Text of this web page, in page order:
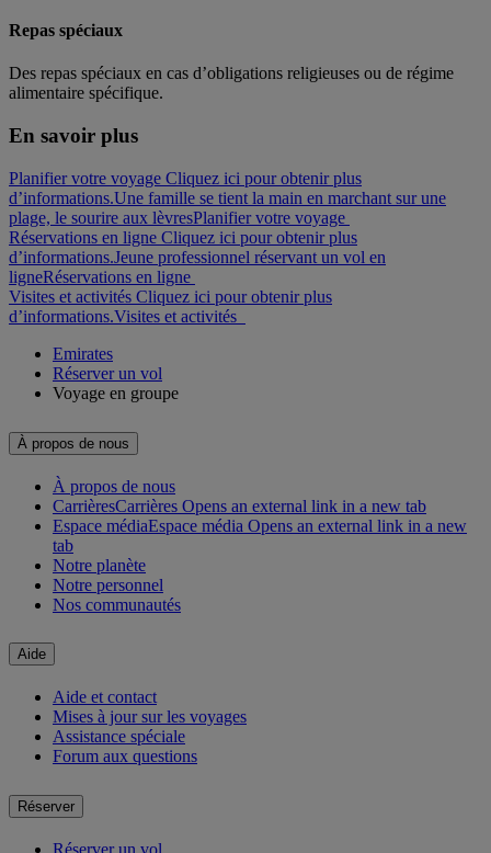
Repas spéciaux
Des repas spéciaux en cas d’obligations religieuses ou de régime
alimentaire spécifique.
En savoir plus
Planifier votre voyage Cliquez ici pour obtenir plus
d’informations.Une famille se tient la main en marchant sur une
plage, le sourire aux lèvresPlanifier votre voyage
Réservations en ligne Cliquez ici pour obtenir plus
d’informations.Jeune professionnel réservant un vol en
ligneRéservations en ligne
Visites et activités Cliquez ici pour obtenir plus
d’informations.Visites et activités
Emirates
Réserver un vol
Voyage en groupe
À propos de nous
À propos de nous
CarrièresCarrières Opens an external link in a new tab
Espace médiaEspace média Opens an external link in a new
tab
Notre planète
Notre personnel
Nos communautés
Aide
Aide et contact
Mises à jour sur les voyages
Assistance spéciale
Forum aux questions
Réserver